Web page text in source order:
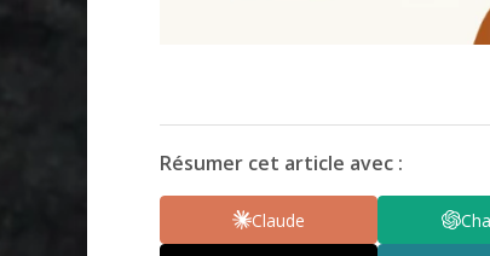
Résumer cet article avec :
Claude